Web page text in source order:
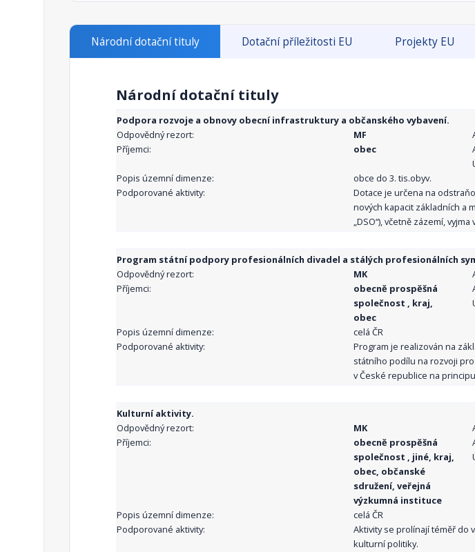
Národní dotační tituly Dotační příležitosti EU Projekty EU
Národní dotační tituly
Podpora rozvoje a obnovy obecní infrastruktury a občanského vybavení.
Odpovědný rezort:
MF
Příjemci:
obec
Popis územní dimenze:
obce do 3. tis.obyv.
Podporované aktivity:
Dotace je určena na
nových kapacit základních a
„DSO“), včetně zázemí,
Program státní podpory profesionálních divadel a stálých profesionálních
Odpovědný rezort:
MK
Příjemci:
obecně prospěšná
společnost , kraj,
obec
Popis územní dimenze:
celá ČR
Podporované aktivity:
Program je realizován na
státního podílu na rozvoji
v České republice na
Kulturní aktivity.
Odpovědný rezort:
MK
Příjemci:
obecně prospěšná
společnost , jiné, kraj,
obec, občanské
sdružení, veřejná
výzkumná instituce
Popis územní dimenze:
celá ČR
Podporované aktivity:
Aktivity se prolínají téměř do
kulturní politiky.